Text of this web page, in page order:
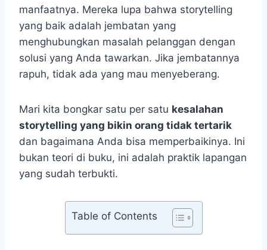
manfaatnya. Mereka lupa bahwa storytelling
yang baik adalah jembatan yang
menghubungkan masalah pelanggan dengan
solusi yang Anda tawarkan. Jika jembatannya
rapuh, tidak ada yang mau menyeberang.
Mari kita bongkar satu per satu kesalahan
storytelling yang bikin orang tidak tertarik
dan bagaimana Anda bisa memperbaikinya. Ini
bukan teori di buku, ini adalah praktik lapangan
yang sudah terbukti.
Table of Contents